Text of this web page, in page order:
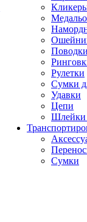
Рулетки
Сумки
Удавки
Цепи
Шлейки
Сумки